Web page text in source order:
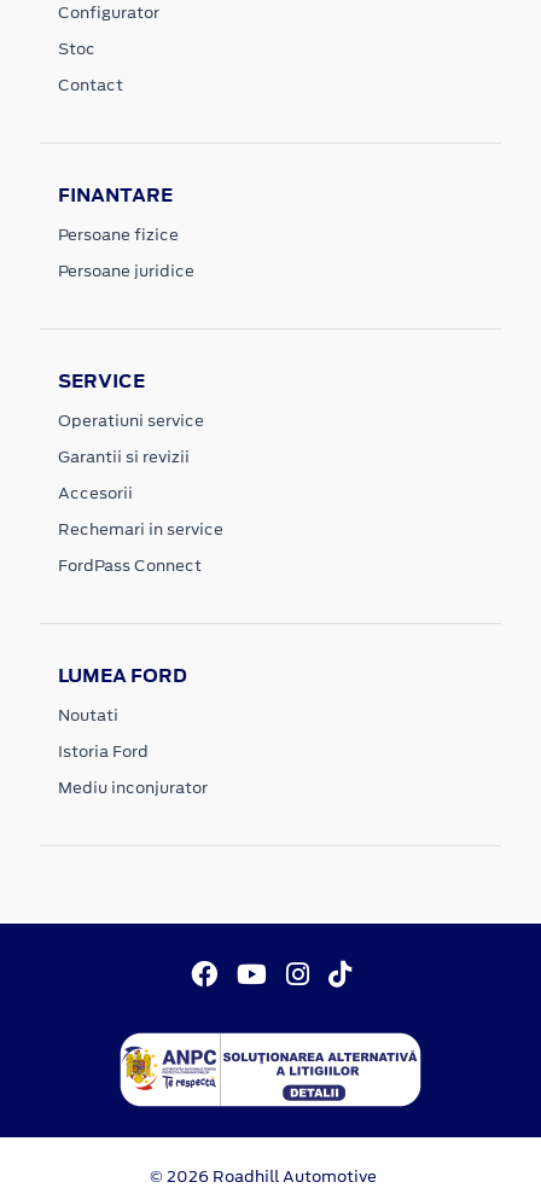
Configurator
Stoc
Contact
FINANTARE
Persoane fizice
Persoane juridice
SERVICE
Operatiuni service
Garantii si revizii
Accesorii
Rechemari in service
FordPass Connect
LUMEA FORD
Noutati
Istoria Ford
Mediu inconjurator
© 2026 Roadhill Automotive